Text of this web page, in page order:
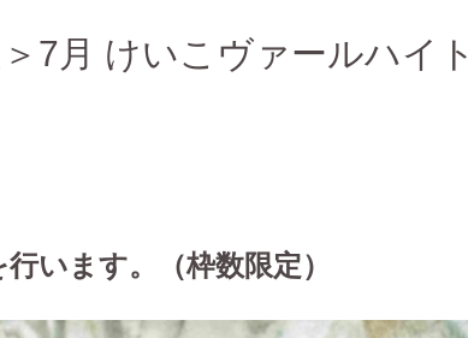
7月 けいこヴァールハイト
います。（枠数限定）